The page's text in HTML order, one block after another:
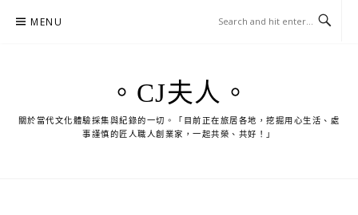
MENU
。CJ夫人。
關於當代文化體驗採集與紀錄的一切。「目前正在旅居各地，挖掘用心生活、處
事謹慎的匠人職人創業家，一起共榮、共好！」